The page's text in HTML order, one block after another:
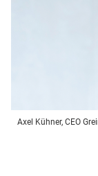
Axel Kühner, CEO